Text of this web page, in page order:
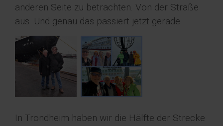
anderen Seite zu betrachten. Von der Straße
aus. Und genau das passiert jetzt gerade.
In Trondheim haben wir die Hälfte der Strecke